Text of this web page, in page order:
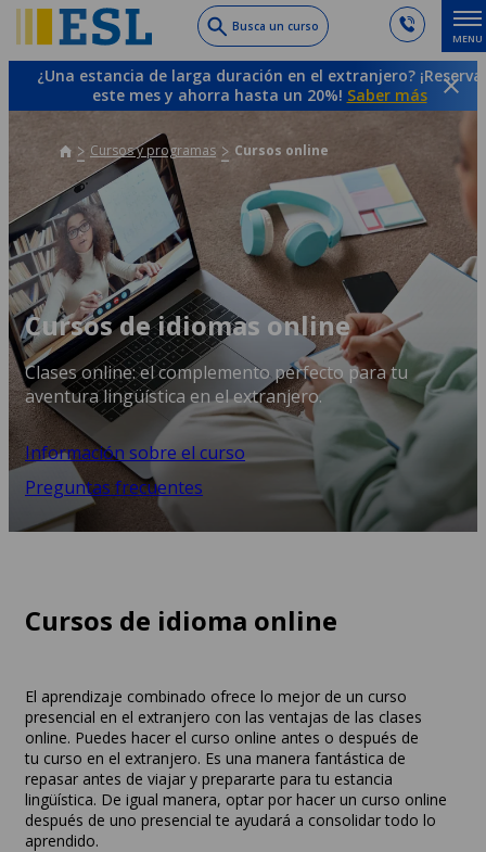
to
main
content
Busca un curso
MENU
¿Una estancia de larga duración en el extranjero? ¡Reserva
este mes y ahorra hasta un 20%! Saber más
Cursos y programas Cursos online
Cursos de idiomas online
Clases online: el complemento perfecto para tu
aventura lingüística en el extranjero.
Información sobre el curso
Preguntas frecuentes
Cursos de idioma online
El aprendizaje combinado ofrece lo mejor de un curso
presencial en el extranjero con las ventajas de las clases
online. Puedes hacer el curso online antes o después de
tu curso en el extranjero. Es una manera fantástica de
repasar antes de viajar y prepararte para tu estancia
lingüística. De igual manera, optar por hacer un curso online
después de uno presencial te ayudará a consolidar todo lo
aprendido.